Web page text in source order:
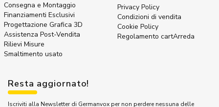
Consegna e Montaggio
Finanziamenti Esclusivi
Progettazione Grafica 3D
Assistenza Post-Vendita
Rilievi Misure
Smaltimento usato
Privacy Policy
Condizioni di vendita
Cookie Policy
Regolamento cartArreda
Resta aggiornato!
Iscriviti alla Newsletter di Germanvox per non perdere nessuna delle